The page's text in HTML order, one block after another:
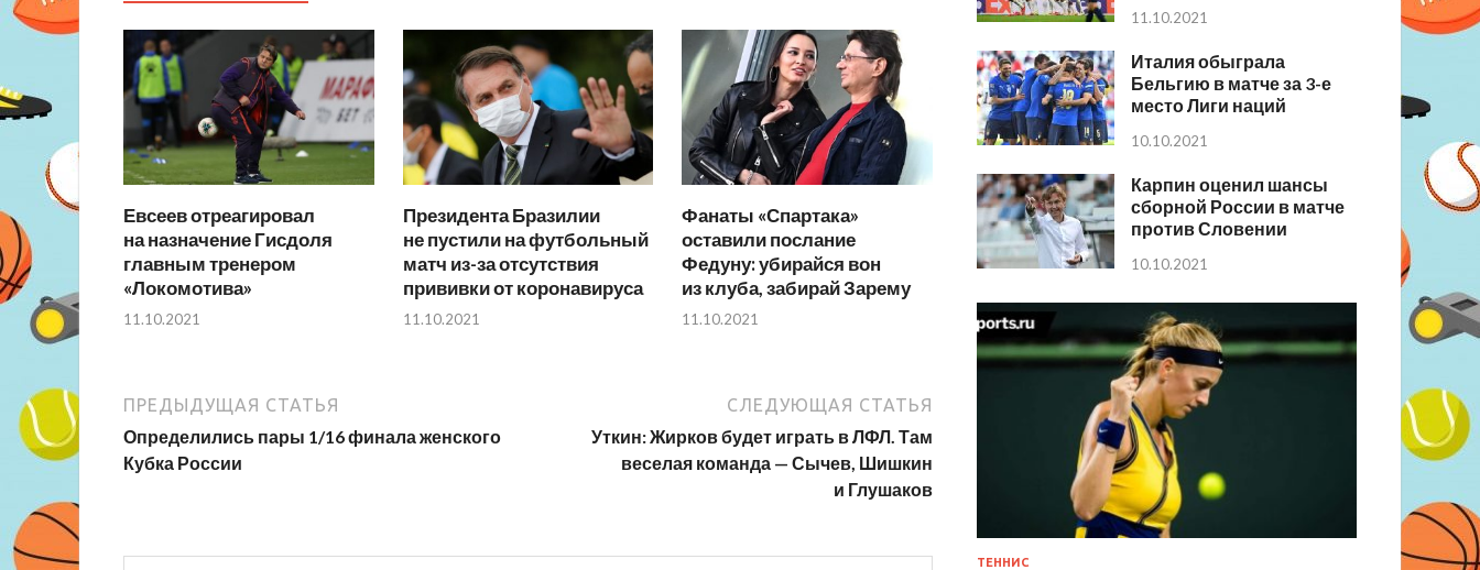
Евсеев отреагировал
на назначение Гисдоля
главным тренером
«Локомотива»
11.10.2021
Президента Бразилии
не пустили на футбольный
матч из-за отсутствия
прививки от коронавируса
11.10.2021
Фанаты «Спартака»
оставили послание
Федуну: убирайся вон
из клуба, забирай Зарему
11.10.2021
ПРЕДЫДУЩАЯ СТАТЬЯ
Определились пары 1/16 финала женского
Кубка России
СЛЕДУЮЩАЯ СТАТЬЯ
Уткин: Жирков будет играть в ЛФЛ. Там
веселая команда — Сычев, Шишкин
и Глушаков
11.10.2021
Италия обыграла
Бельгию в матче за 3-е
место Лиги наций
10.10.2021
Карпин оценил шансы
сборной России в матче
против Словении
10.10.2021
ТЕННИС